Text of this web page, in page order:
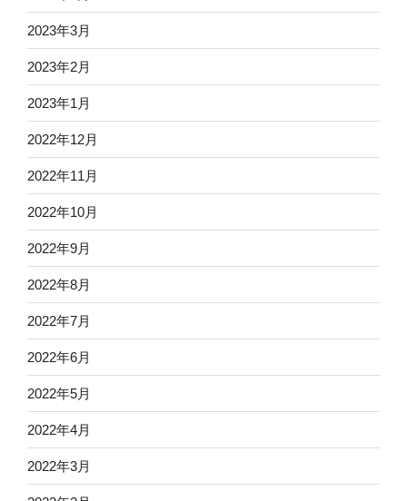
2023年3月
2023年2月
2023年1月
2022年12月
2022年11月
2022年10月
2022年9月
2022年8月
2022年7月
2022年6月
2022年5月
2022年4月
2022年3月